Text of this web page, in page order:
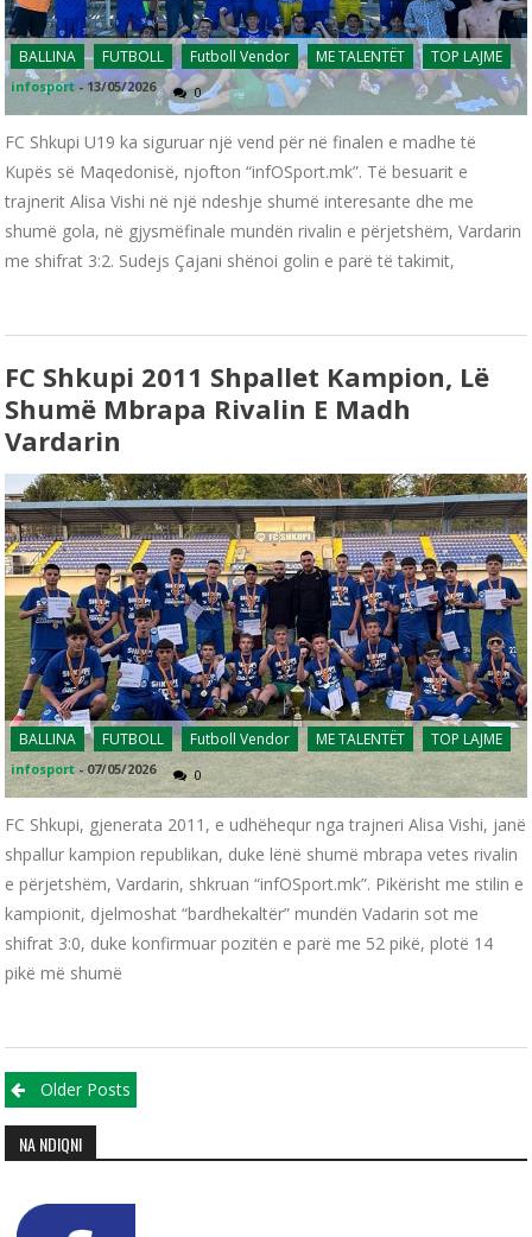
BALLINA FUTBOLL Futboll Vendor ME TALENTËT TOP LAJME
infosport -13/05/2026 0
FC Shkupi U19 ka siguruar një vend për në finalen e madhe të
Kupës së Maqedonisë, njofton “infOSport.mk”. Të besuarit e
trajnerit Alisa Vishi në një ndeshje shumë interesante dhe me
shumë gola, në gjysmëfinale mundën rivalin e përjetshëm, Vardarin
me shifrat 3:2. Sudejs Çajani shënoi golin e parë të takimit,
FC Shkupi 2011 Shpallet Kampion, Lë
Shumë Mbrapa Rivalin E Madh
Vardarin
BALLINA FUTBOLL Futboll Vendor ME TALENTËT TOP LAJME
infosport -07/05/2026 0
FC Shkupi, gjenerata 2011, e udhëhequr nga trajneri Alisa Vishi, janë
shpallur kampion republikan, duke lënë shumë mbrapa vetes rivalin
e përjetshëm, Vardarin, shkruan “infOSport.mk”. Pikërisht me stilin e
kampionit, djelmoshat “bardhekaltër” mundën Vadarin sot me
shifrat 3:0, duke konfirmuar pozitën e parë me 52 pikë, plotë 14
pikë më shumë
Posts navigation
Older Posts
NA NDIQNI